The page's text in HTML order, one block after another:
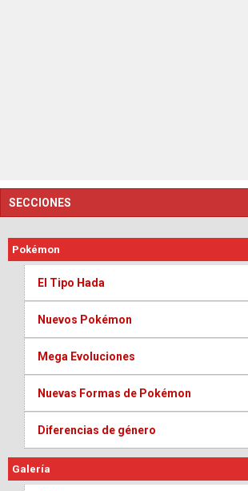
SECCIONES
Pokémon
El Tipo Hada
Nuevos Pokémon
Mega Evoluciones
Nuevas Formas de Pokémon
Diferencias de género
Galería